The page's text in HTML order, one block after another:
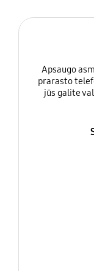
Apsaugo
prarasto
jūs galite